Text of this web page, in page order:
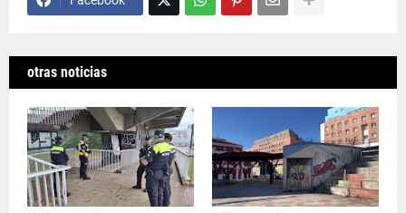
otras noticias